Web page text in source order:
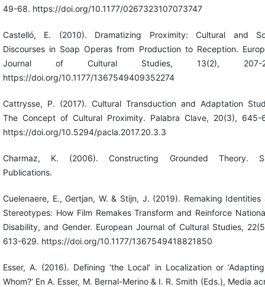
49-68. https://doi.org/10.1177/0267323107073747
Castelló, E. (2010). Dramatizing Proximity: Cultural and
Discourses in Soap Operas from Production to Reception.
Journal of Cultural Studies, 13(2), 207-
https://doi.org/10.1177/1367549409352274
Cattrysse, P. (2017). Cultural Transduction and Adaptation
The Concept of Cultural Proximity. Palabra Clave, 20(3), 645-
https://doi.org/10.5294/pacla.2017.20.3.3
Charmaz, K. (2006). Constructing Grounded Theory.
Publications.
Cuelenaere, E., Gertjan, W. & Stijn, J. (2019). Remaking Identities
Stereotypes: How Film Remakes Transform and Reinforce
Disability, and Gender. European Journal of Cultural Studies,
613-629. https://doi.org/10.1177/1367549418821850
Esser, A. (2016). Defining ‘the Local’ in Localization or
Whom?’ En A. Esser, M. Bernal-Merino & I. R. Smith (Eds.), Media